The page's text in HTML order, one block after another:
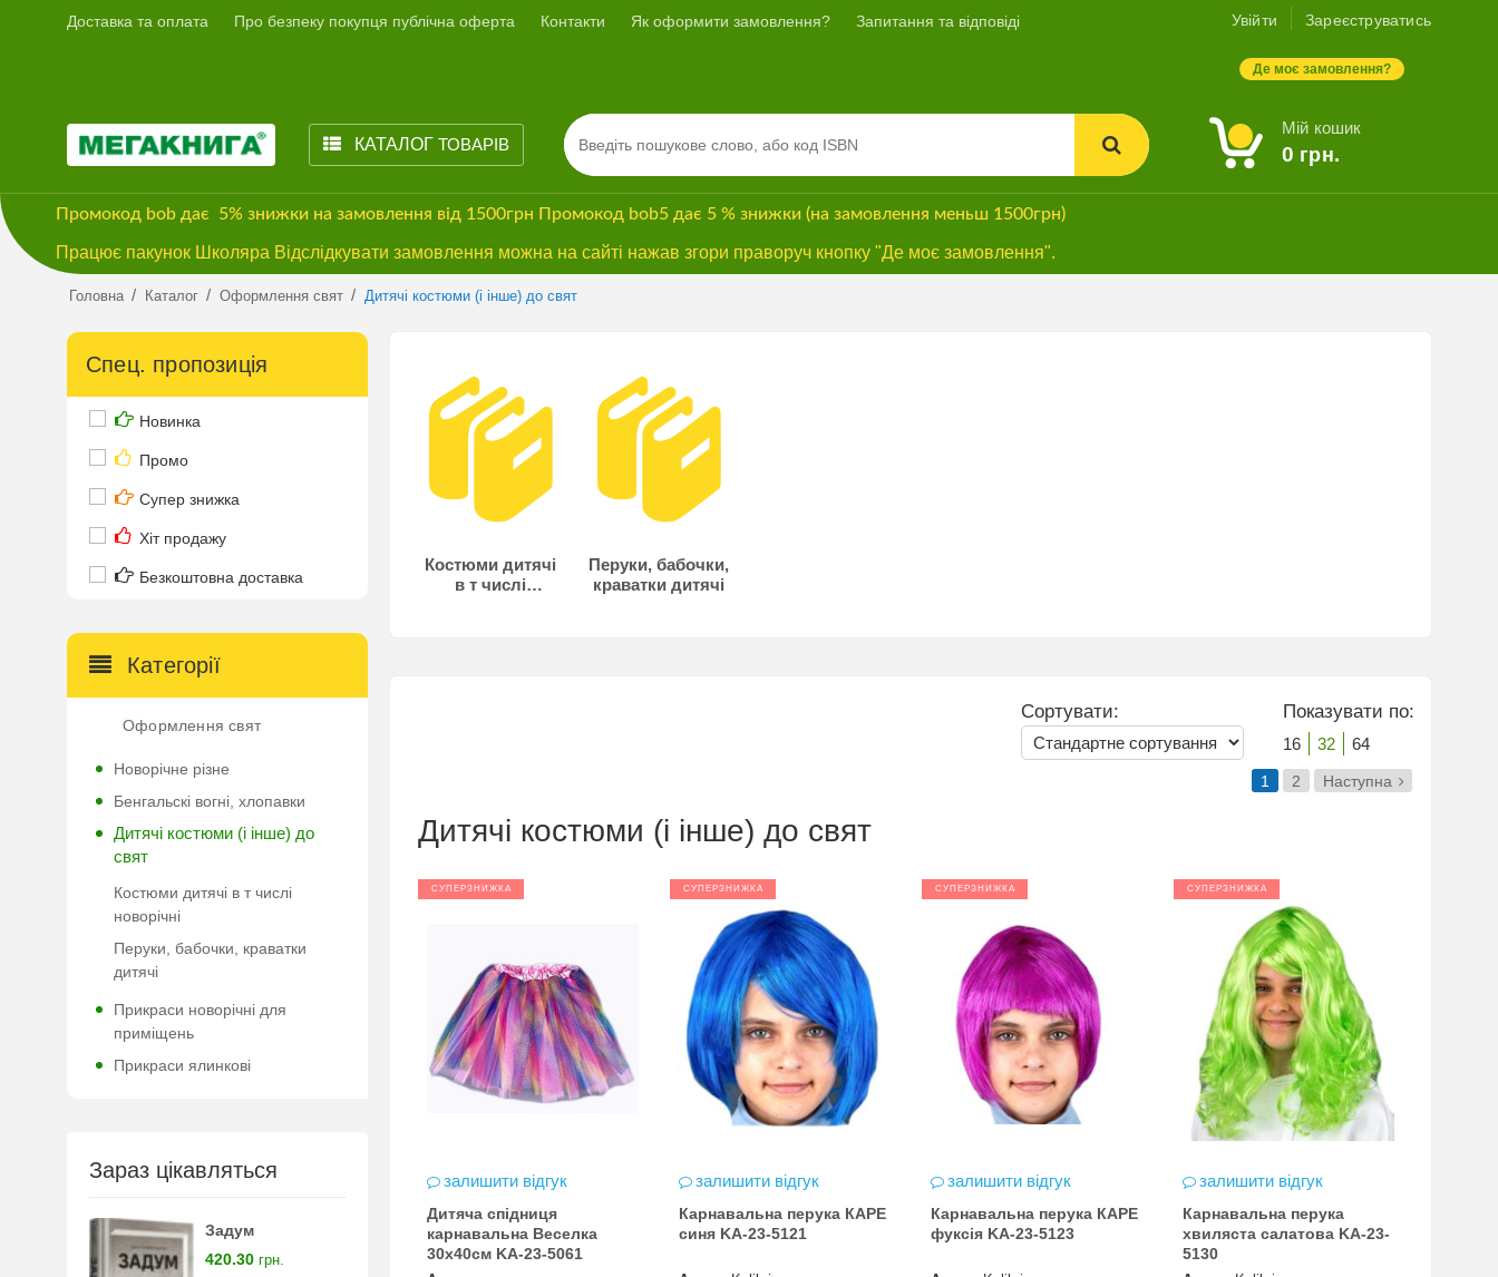
Доставка та оплата Про безпеку покупця публічна оферта Контакти Як оформити замовлення? Запитання та відповіді Увійти Зареєструватись
Де моє замовлення?
КАТАЛОГТОВАРІВ
Мій кошик
0 грн.
Промокод bob дає 5% знижки на замовлення від 1500грн Промокод bob5 дає 5 % знижки (на замовлення меньш 1500грн)
Працює пакунок Школяра Відслідкувати замовлення можна на сайті нажав згори праворуч кнопку "Де моє замовлення".
Головна / Каталог / Оформлення свят / Дитячі костюми (і інше) до свят
Спец. пропозиція
Новинка
Промо
Супер знижка
Хіт продажу
Безкоштовна доставка
Категорії
Оформлення свят
Новорічне різне
Бенгальскі вогні, хлопавки
Дитячі костюми (і інше) до
свят
Костюми дитячі в т числі
новорічні
Перуки, бабочки, краватки
дитячі
Прикраси новорічні для
приміщень
Прикраси ялинкові
Зараз цікавляться
Задум
420.30 грн.
Костюми дитячі
в т числі
Перуки, бабочки,
краватки дитячі
Сортувати: Показувати по:
16 32 64
1 2 Наступна
Дитячі костюми (і інше) до свят
СУПЕРЗНИЖКА
залишити відгук
Дитяча спідниця
карнавальна Веселка
30х40см KA-23-5061
СУПЕРЗНИЖКА
залишити відгук
Карнавальна перука КАРЕ
синя KA-23-5121
СУПЕРЗНИЖКА
залишити відгук
Карнавальна перука КАРЕ
фуксія KA-23-5123
СУПЕРЗНИЖКА
залишити відгук
Карнавальна перука
хвиляста салатова KA-23-
5130